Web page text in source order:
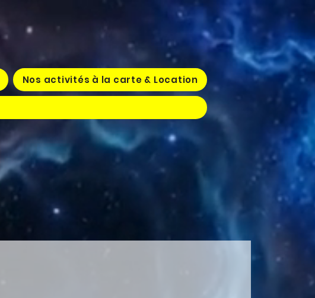
Nos activités à la carte & Location